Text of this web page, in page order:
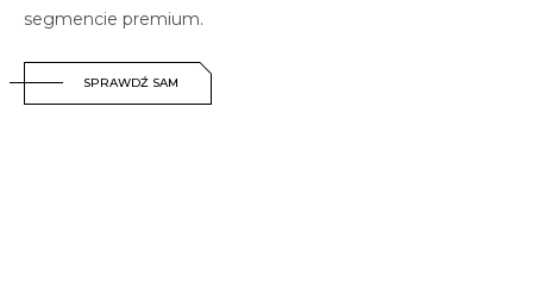
segmencie premium.
SPRAWDŹ SAM